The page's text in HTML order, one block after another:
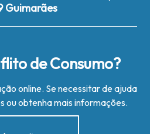
Guimarães
de Consumo?
online. Se necessitar de ajuda
obtenha mais informações.